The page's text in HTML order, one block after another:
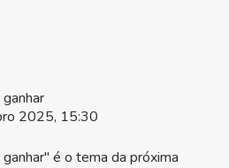
2025, 15:30
é o tema da próxima